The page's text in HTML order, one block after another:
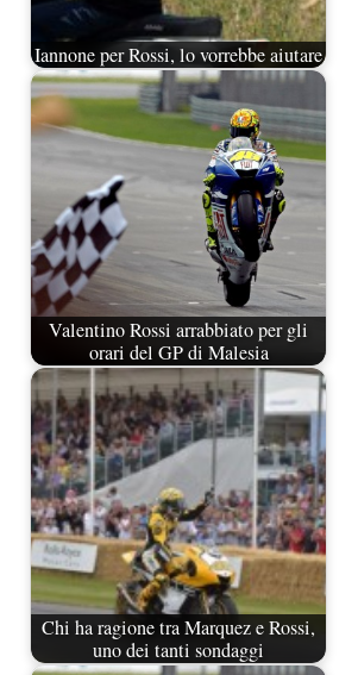
Iannone per Rossi, lo vorrebbe aiutare
Valentino Rossi arrabbiato per gli
orari del GP di Malesia
Chi ha ragione tra Marquez e Rossi,
uno dei tanti sondaggi